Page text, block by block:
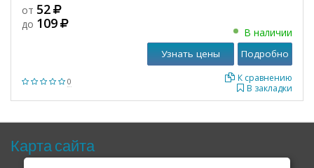
0
от 52
до 109
В наличии
В закладки
К сравнению
Узнать цены Подробно
Карта сайта